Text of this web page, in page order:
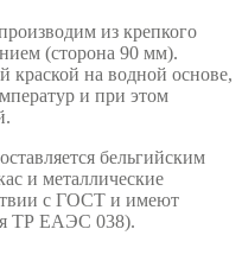
из крепкого
(сторона 90 мм).
краской на водной основе,
и при этом
бельгийским
и металлические
с ГОСТ и имеют
ТР ЕАЭС 038).